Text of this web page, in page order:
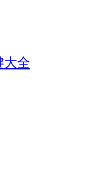
大全